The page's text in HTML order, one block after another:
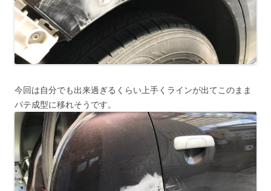
今回は自分でも出来過ぎるくらい上手くラインが出てこのまま
パテ成型に移れそうです。